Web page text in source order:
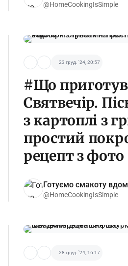
@HomeCookingIsSimple
23 груд. '24, 20:57
#Що
Святвечір.
з картоплі з
простий
рецепт з фото
Готуємо смакоту
@HomeCookingIsSimple
28 груд. '24, 16:17